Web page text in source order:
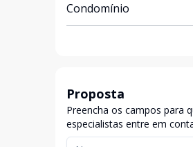
Condomínio
Proposta
Preencha os campos para
especialistas entre em